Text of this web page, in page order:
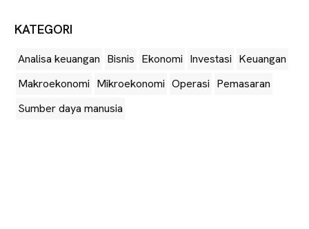
KATEGORI
Analisa keuangan Bisnis Ekonomi Investasi Keuangan
Makroekonomi Mikroekonomi Operasi Pemasaran
Sumber daya manusia